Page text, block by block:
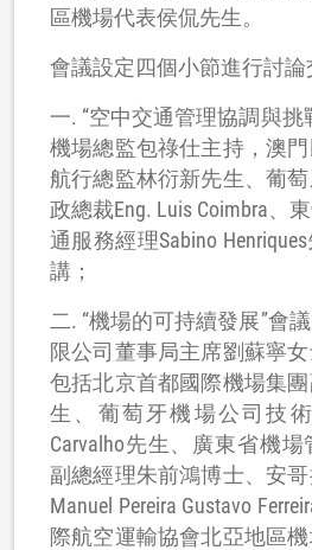
區機場代表侯侃先生。
會議設定四個小節進行討論
一. “空中交通管理協調與挑
機場總監包祿仕主持，澳
航行總監林衍新先生、葡
政總裁Eng. Luis Coimbra、
通服務經理Sabino
講；
二. “機場的可持續發展”會
限公司董事局主席劉蘇寧
包括北京首都國際機場集
生、葡萄牙機場公司技術
Carvalho先生、廣東省機
副總經理朱前鴻博士、安
Manuel Pereira Gustavo
際航空運輸協會北亞地區